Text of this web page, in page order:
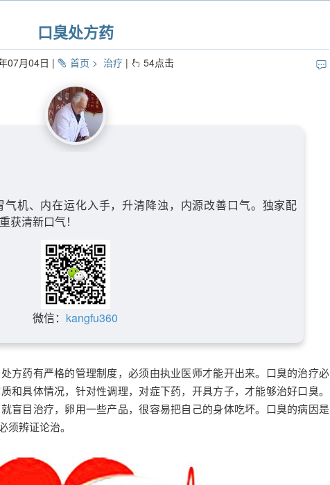
口臭处方药
07月04日 首页 治疗 54点击
机、内在运化入手，升清降浊，内源改善口气。独家配
获清新口气！
微信： kangfu360
方药有严格的管理制度，必须由执业医师才能开出来。口臭的治疗必
和具体情况，针对性调理，对症下药，开具方子，才能够治好口臭。
盲目治疗，卵用一些产品，很容易把自己的身体吃坏。口臭的病因是
辨证论治。